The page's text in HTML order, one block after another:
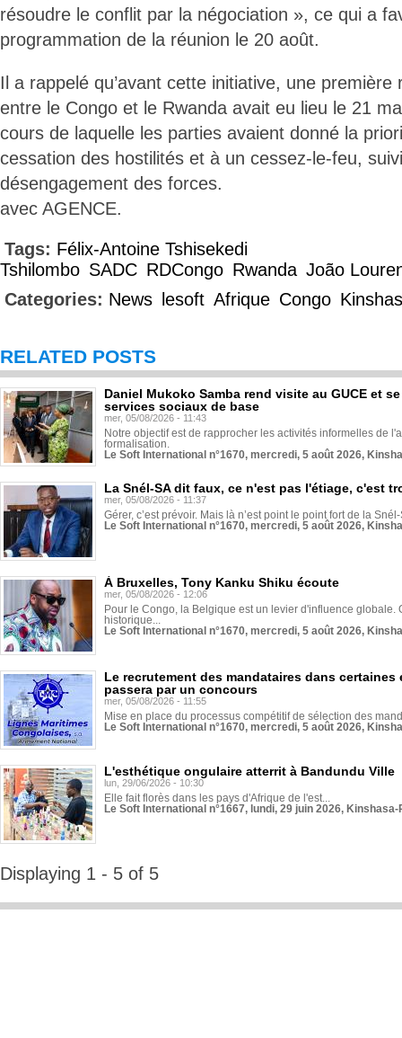
résoudre le conflit par la négociation », ce qui a
programmation de la réunion le 20 août.
Il a rappelé qu’avant cette initiative, une première
entre le Congo et le Rwanda avait eu lieu le 21
cours de laquelle les parties avaient donné la
cessation des hostilités et à un cessez-le-feu,
désengagement des forces.
avec AGENCE.
Tags: Félix-Antoine Tshisekedi
Tshilombo SADC RDCongo Rwanda João
Categories: News lesoft Afrique Congo
RELATED POSTS
Daniel Mukoko Samba rend visite au GUCE et
services sociaux de base
mer, 05/08/2026 - 11:43
Notre objectif est de rapprocher les activités informelles de
formalisation.
Le Soft International n°1670, mercredi, 5 août 2026,
La Snél-SA dit faux, ce n'est pas l'étiage, c'est
mer, 05/08/2026 - 11:37
Gérer, c’est prévoir. Mais là n’est point le point fort de la
Le Soft International n°1670, mercredi, 5 août 2026,
À Bruxelles, Tony Kanku Shiku écoute
mer, 05/08/2026 - 12:06
Pour le Congo, la Belgique est un levier d'influence globale.
historique...
Le Soft International n°1670, mercredi, 5 août 2026,
Le recrutement des mandataires dans
passera par un concours
mer, 05/08/2026 - 11:55
Mise en place du processus compétitif de sélection des
Le Soft International n°1670, mercredi, 5 août 2026,
L'esthétique ongulaire atterrit à Bandundu Ville
lun, 29/06/2026 - 10:30
Elle fait florès dans les pays d'Afrique de l'est...
Le Soft International n°1667, lundi, 29 juin 2026,
Displaying 1 - 5 of 5